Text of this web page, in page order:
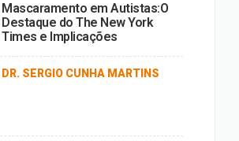
Mascaramento em Autistas:O
Destaque do The New York
Times e Implicações
DR. SERGIO CUNHA MARTINS